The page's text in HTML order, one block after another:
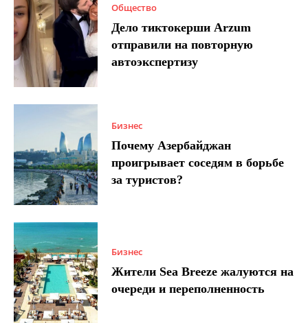
Общество
Дело тиктокерши Arzum
отправили на повторную
автоэкспертизу
Бизнес
Почему Азербайджан
проигрывает соседям в борьбе
за туристов?
Бизнес
Жители Sea Breeze жалуются на
очереди и переполненность